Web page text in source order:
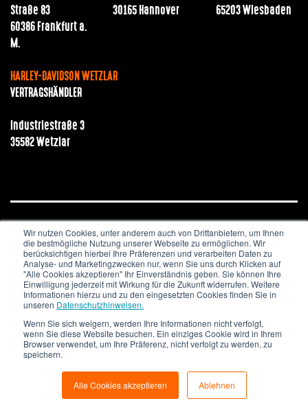
Wir nutzen Cookies, unter anderem auch von Drittanbietern, um Ihnen
die bestmögliche Nutzung unserer Webseite zu ermöglichen. Wir
berücksichtigen hierbei Ihre Präferenzen und verarbeiten Daten zu
Analyse- und Marketingzwecken nur, wenn Sie uns durch Klicken auf
"Alle Cookies akzeptieren" Ihr Einverständnis geben. Sie können Ihre
Einwilligung jederzeit mit Wirkung für die Zukunft widerrufen. Weitere
Informationen hierzu und zu den eingesetzten Cookies finden Sie in
unseren Datenschutzhinweisen.
Wenn Sie sich weigern, werden Ihre Informationen nicht verfolgt,
wenn Sie diese Website besuchen. Ein einziges Cookie wird in Ihrem
Browser verwendet, um Ihre Präferenz, nicht verfolgt zu werden, zu
speichern.
Alle Cookies akzeptieren Ablehnen
Straße 83
60386 Frankfurt a.
M.
30165 Hannover
65203 Wiesbaden
HARLEY-DAVIDSON WETZLAR
VERTRAGSHÄNDLER
Industriestraße 3
35582 Wetzlar
JOBS & KARRIERE NEWSLETTER
IMPRESSUM
DATENSCHUTZ
Copyright © 2020. All Rights Reserved.